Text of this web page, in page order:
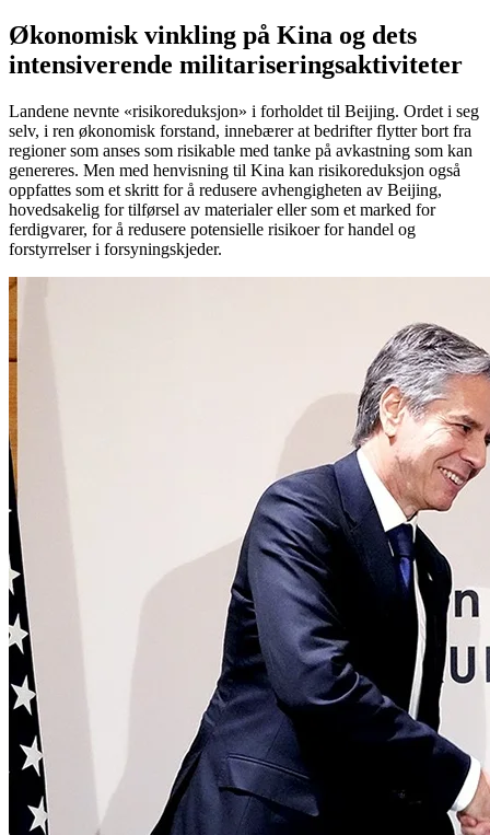
Økonomisk vinkling på Kina og dets
intensiverende militariseringsaktiviteter
Landene nevnte «risikoreduksjon» i forholdet til Beijing. Ordet i seg
selv, i ren økonomisk forstand, innebærer at bedrifter flytter bort fra
regioner som anses som risikable med tanke på avkastning som kan
genereres. Men med henvisning til Kina kan risikoreduksjon også
oppfattes som et skritt for å redusere avhengigheten av Beijing,
hovedsakelig for tilførsel av materialer eller som et marked for
ferdigvarer, for å redusere potensielle risikoer for handel og
forstyrrelser i forsyningskjeder.